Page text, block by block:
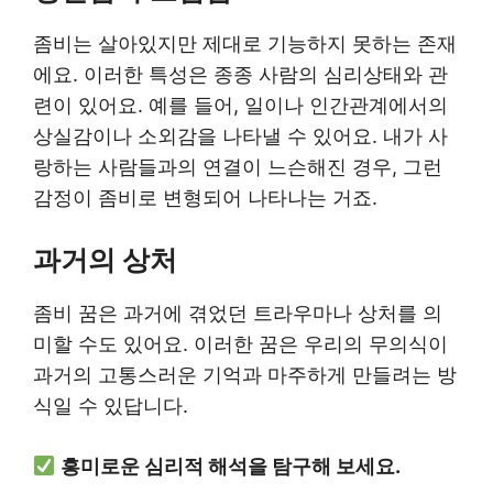
좀비는 살아있지만 제대로 기능하지 못하는 존재
에요. 이러한 특성은 종종 사람의 심리상태와 관
련이 있어요. 예를 들어, 일이나 인간관계에서의
상실감이나 소외감을 나타낼 수 있어요. 내가 사
랑하는 사람들과의 연결이 느슨해진 경우, 그런
감정이 좀비로 변형되어 나타나는 거죠.
과거의 상처
좀비 꿈은 과거에 겪었던 트라우마나 상처를 의
미할 수도 있어요. 이러한 꿈은 우리의 무의식이
과거의 고통스러운 기억과 마주하게 만들려는 방
식일 수 있답니다.
흥미로운 심리적 해석을 탐구해 보세요.